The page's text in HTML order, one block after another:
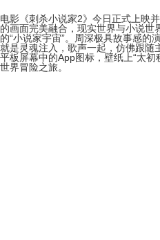
电影《刺杀小说家2》今日正式上映
的画面完美融合，现实世界与小说
的“小说家宇宙”。周深极具故事感的
就是灵魂注入，歌声一起，仿佛跟随
平板屏幕中的App图标，壁纸上“太
世界冒险之旅。